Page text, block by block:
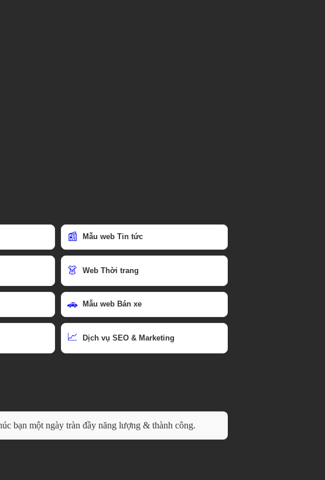
📰 Mẫu web Tin tức
👗 Web Thời trang
🚗 Mẫu web Bán xe
📈 Dịch vụ SEO & Marketing
bạn một ngày tràn đầy năng lượng & thành công.